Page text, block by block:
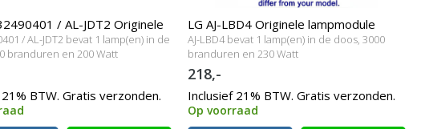
/ AL-JDT2 Originele
/ AL-JDT2 bevat 1 lamp(en) in de
branduren en 200 Watt
BTW. Gratis verzonden.
LG AJ-LBD4 Originele lampmodule
AJ-LBD4 bevat 1 lamp(en) in de doos, 3000
branduren en 230 Watt
218,-
Inclusief 21% BTW. Gratis verzonden.
Op voorraad